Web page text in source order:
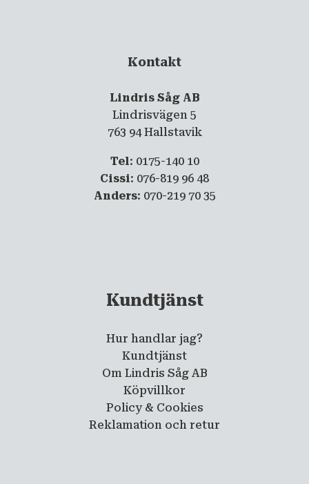
Kontakt
Lindris Såg AB
Lindrisvägen 5
763 94 Hallstavik
Tel: 0175-140 10
Cissi: 076-819 96 48
Anders: 070-219 70 35
Kundtjänst
Hur handlar jag?
Kundtjänst
Om Lindris Såg AB
Köpvillkor
Policy & Cookies
Reklamation och retur